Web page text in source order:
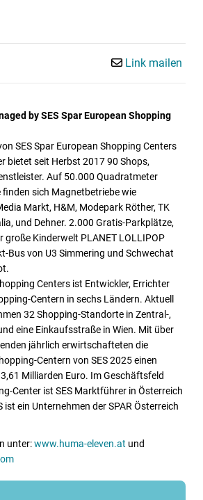
Link mailen
by SES Spar European Shopping
SES Spar European Shopping Centers
bietet seit Herbst 2017 90 Shops,
Auf 50.000 Quadratmeter
sich Magnetbetriebe wie
Markt, H&M, Modepark Röther, TK
und Dehner. 2.000 Gratis-Parkplätze,
große Kinderwelt PLANET LOLLIPOP
Bus von U3 Simmering und Schwechat
Centers ist Entwickler, Errichter
Centern in sechs Ländern. Aktuell
32 Shopping-Standorte in Zentral-,
eine Einkaufsstraße in Wien. Mit über
jährlich erwirtschafteten die
Centern von SES 2025 einen
Milliarden Euro. Im Geschäftsfeld
Center ist SES Marktführer in Österreich
ist ein Unternehmen der SPAR Österreich
unter:www.huma-eleven.at und